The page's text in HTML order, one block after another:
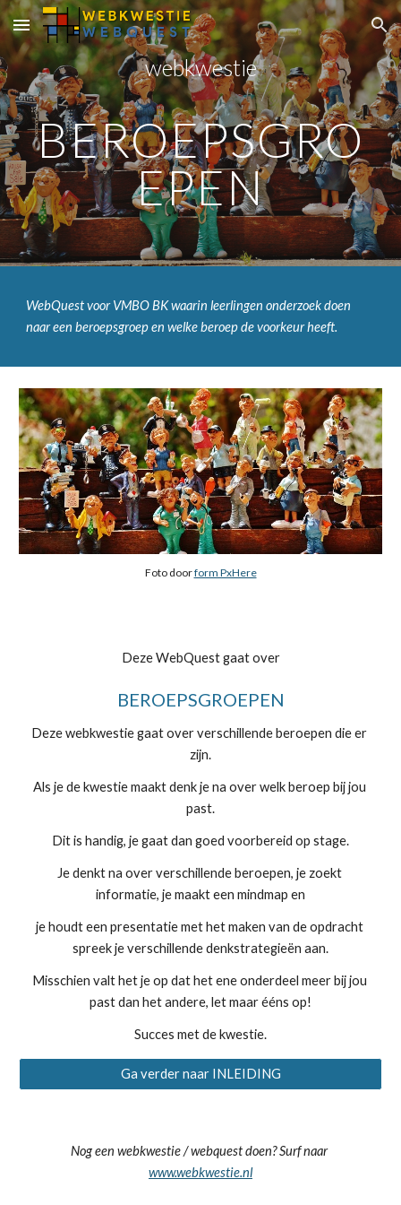
Skip to main content Skip to navigation
webkwestie
BEROEPSGRO
EPEN
WebQuest voor VMBO BK waarin leerlingen onderzoek doen
naar een beroepsgroep en welke beroep de voorkeur heeft.
Foto door form PxHere
Deze WebQuest gaat over
BEROEPSGROEPEN
Deze webkwestie gaat over verschillende beroepen die er
zijn.
Als je de kwestie maakt denk je na over welk beroep bij jou
past.
Dit is handig, je gaat dan goed voorbereid op stage.
Je denkt na over verschillende beroepen, je zoekt
informatie, je maakt een mindmap en
je houdt een presentatie met het maken van de opdracht
spreek je verschillende denkstrategieën aan.
Misschien valt het je op dat het ene onderdeel meer bij jou
past dan het andere, let maar ééns op!
Succes met de kwestie.
Ga verder naar INLEIDING
Nog een webkwestie / webquest doen? Surf naar
www.webkwestie.nl